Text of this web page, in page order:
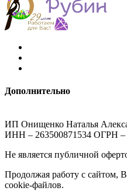
Дополнительно
ИП Онищенко Наталья
ИНН – 263500871534 ОГРН –
Не является публичной
Продолжая работу с сайтом,
cookie-файлов.